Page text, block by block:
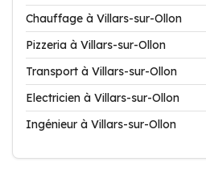
Chauffage à Villars-sur-Ollon
Pizzeria à Villars-sur-Ollon
Transport à Villars-sur-Ollon
Electricien à Villars-sur-Ollon
Ingénieur à Villars-sur-Ollon